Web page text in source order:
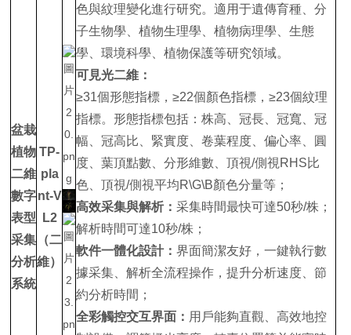
盆栽
植物
二維
數字
表型
采集
分析
系統
TP-
pla
nt-V
L2
（二
維）
色與紋理變化進行研究。適用于遺傳育種、分
子生物學、植物生理學、植物病理學、生態
學、環境科學、植物保護等研究領域。
可見光二維：
≥31個形態指標，≥22個顏色指標，≥23個紋理
指標。形態指標包括：株高、冠長、冠寬、冠
幅、冠高比、緊實度、卷葉程度、偏心率、圓
度、葉頂點數、分形維數、頂視/側視RHS比
色、頂視/側視平均R\G\B顏色分量等；
高效采集與解析：采集時間最快可達50秒/株；
解析時間可達10秒/株；
軟件一體化設計：界面簡潔友好，一鍵執行數
據采集、解析全流程操作，提升分析速度、節
約分析時間；
全彩觸控交互界面： 用戶能夠直觀、高效地控